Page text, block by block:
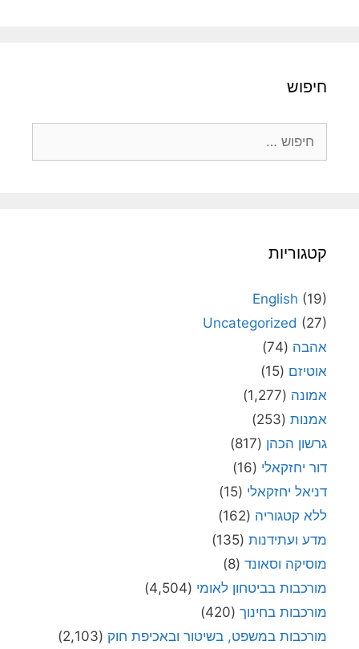
חיפוש
קטגוריות
English (19)
Uncategorized (27)
אהבה (74)
אוטיזם (15)
אמונה (1,277)
אמנות (253)
גרשון הכהן (817)
דור יחזקאלי (16)
דניאל יחזקאלי (15)
ללא קטגוריה (162)
מדע ועתידנות (135)
מוסיקה וסאונד (8)
מורכבות בביטחון לאומי (4,504)
מורכבות בחינוך (420)
מורכבות במשפט, בשיטור ובאכיפת חוק (2,103)